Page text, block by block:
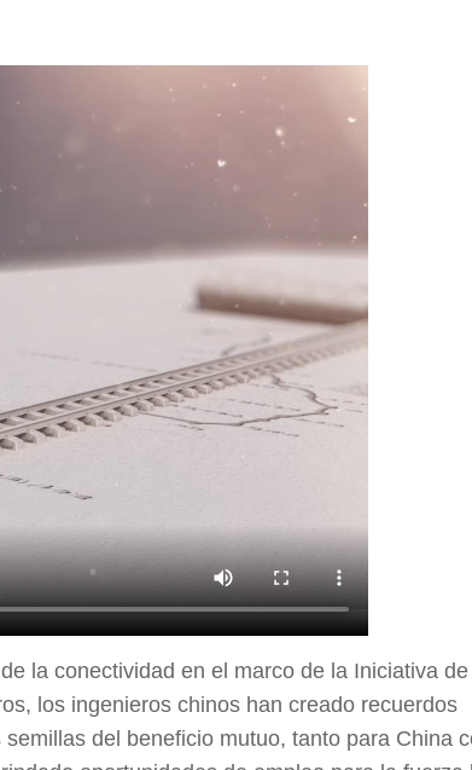
la conectividad en el marco de la Iniciativa
los ingenieros chinos han creado recuerdos
del beneficio mutuo, tanto para China